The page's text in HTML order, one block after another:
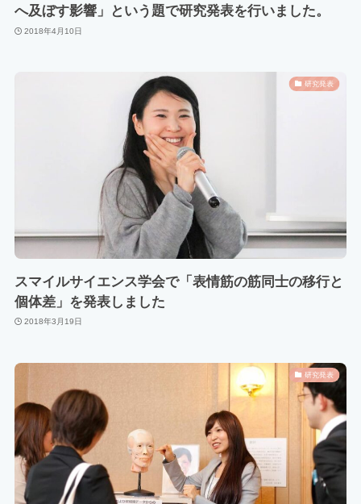
へ及ぼす影響」という題で研究発表を行いました。
2018年4月10日
研究発表
スマイルサイエンス学会で「表情筋の筋同士の移行と
個体差」を発表しました
2018年3月19日
研究発表